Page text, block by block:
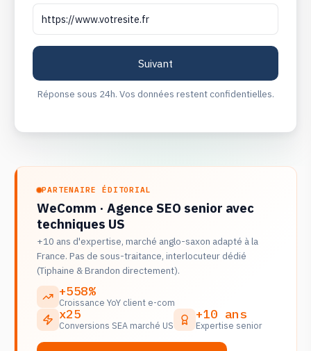
Réponse sous 24h. Vos données restent confidentielles.
PARTENAIRE ÉDITORIAL
WeComm · Agence SEO senior avec
techniques US
+10 ans d'expertise, marché anglo-saxon adapté à la
France. Pas de sous-traitance, interlocuteur dédié
(Tiphaine & Brandon directement).
+558%
Croissance YoY client e-com
x25
Conversions SEA marché US
+10 ans
Expertise senior